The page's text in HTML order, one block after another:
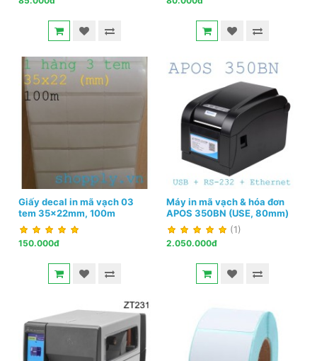
Giấy decal in mã vạch 03
tem 35x22mm, 100m
150.000đ
Máy in mã vạch & hóa đơn
APOS 350BN (USE, 80mm)
(1)
2.050.000đ